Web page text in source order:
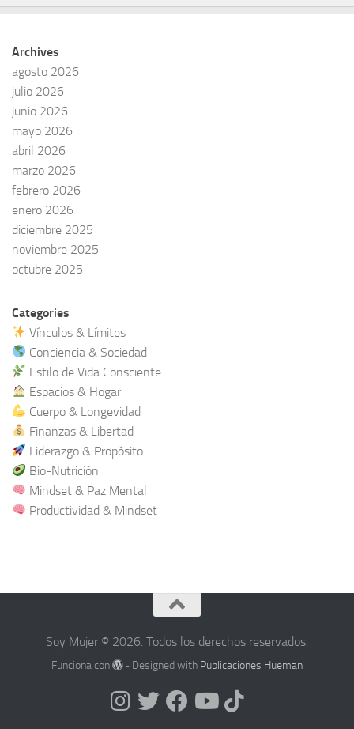
Archives
agosto 2026
julio 2026
junio 2026
mayo 2026
abril 2026
marzo 2026
febrero 2026
enero 2026
diciembre 2025
noviembre 2025
octubre 2025
Categories
Vínculos & Límites
Conciencia & Sociedad
Estilo de Vida Consciente
Espacios & Hogar
Cuerpo & Longevidad
Finanzas & Libertad
Liderazgo & Propósito
Bio-Nutrición
Mindset & Paz Mental
Productividad & Mindset
Soy Mujer © 2026. Todos los derechos reservados.
Funciona con - Designed with Publicaciones Hueman